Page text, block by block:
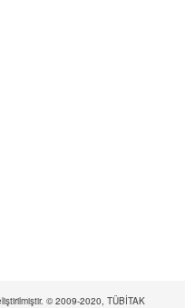
© 2009-2020, TÜBİTAK